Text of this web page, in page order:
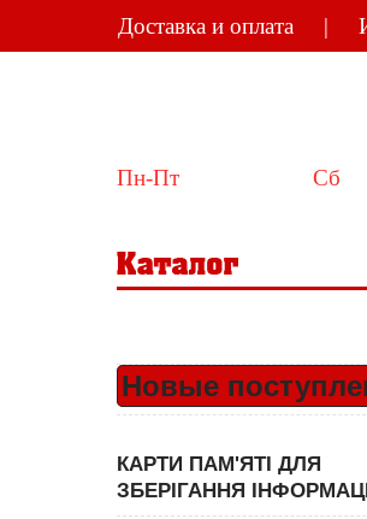
Доставка и оплата
Пн-Пт 10:00-18:00 Сб
Новые
КАРТИ ПАМ'ЯТІ ДЛЯ
ЗБЕРІГАННЯ